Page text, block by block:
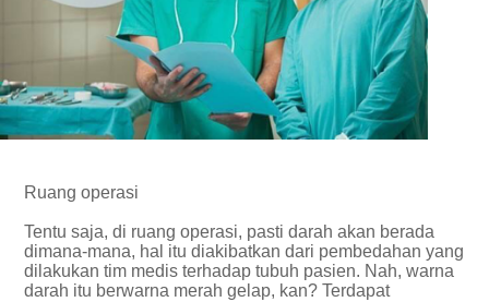
Ruang operasi
Tentu saja, di ruang operasi, pasti darah akan berada
dimana-mana, hal itu diakibatkan dari pembedahan yang
dilakukan tim medis terhadap tubuh pasien. Nah, warna
darah itu berwarna merah gelap, kan? Terdapat